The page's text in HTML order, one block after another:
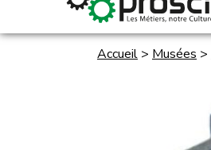
Accueil > Musées >